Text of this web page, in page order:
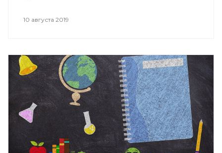
10 августа 2019